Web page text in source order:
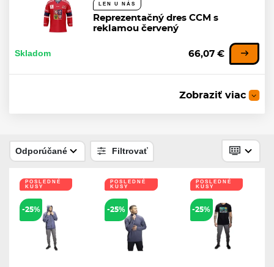
LEN U NÁS
Reprezentačný dres CCM s
reklamou červený
Skladom 66,07 €
Skladom
-10%
Tričko CCM Premium Training Tee
SR
Skladom 41,32 €
37,19 €
Zobraziť viac
Odporúčané Filtrovať
POSLEDNÉ
KUSY
-25%
POSLEDNÉ
KUSY
-25%
POSLEDNÉ
KUSY
-25%